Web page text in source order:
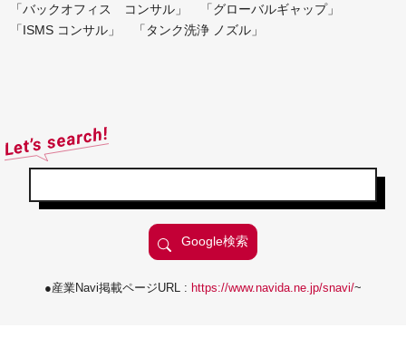
「バックオフィス コンサル」
「グローバルギャップ」
「ISMS コンサル」
「タンク洗浄 ノズル」
●産業Navi掲載ページURL : https://www.navida.ne.jp/snavi/~